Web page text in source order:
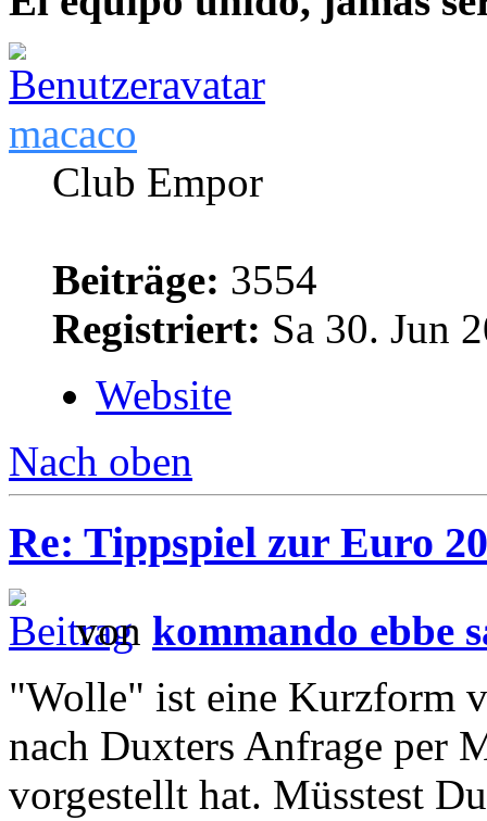
macaco
Club Empor
Beiträge: 3554
Registriert: Sa 30. Jun
Website
Nach oben
Re: Tippspiel zur Euro
von kommando ebbe
"Wolle" ist eine Kurzform
nach Duxters Anfrage per
vorgestellt hat. Müsstest